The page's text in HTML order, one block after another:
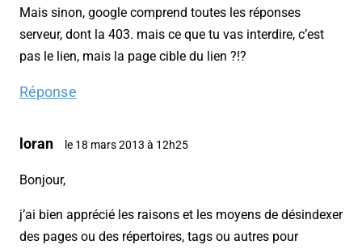
Mais sinon, google comprend toutes les réponses
serveur, dont la 403. mais ce que tu vas interdire, c’est
pas le lien, mais la page cible du lien ?!?
Réponse
loran le 18 mars 2013 à 12h25
Bonjour,
j’ai bien apprécié les raisons et les moyens de désindexer
des pages ou des répertoires, tags ou autres pour